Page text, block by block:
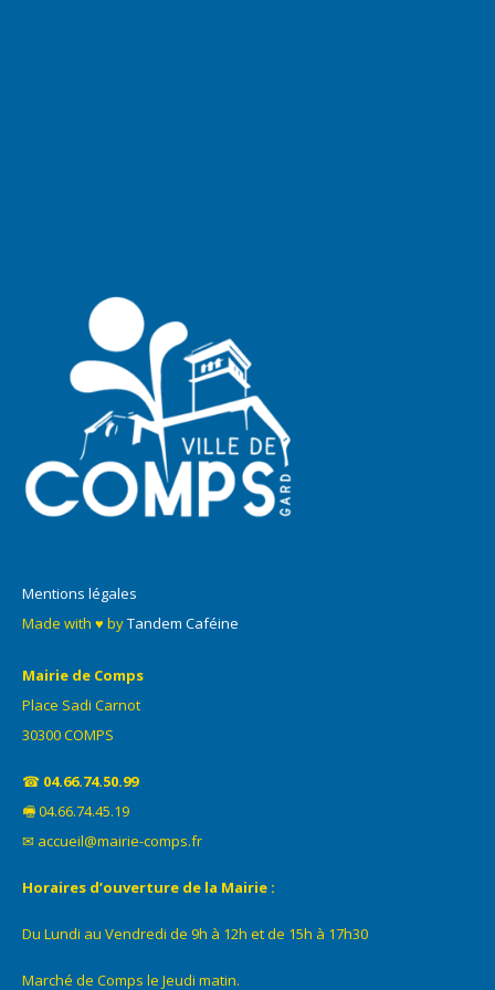
Mentions légales
Made with ♥ byTandem Caféine
Mairie de Comps
Place Sadi Carnot
30300 COMPS
☎ 04.66.74.50.99
🖷 04.66.74.45.19
✉ accueil@mairie-comps.fr
Horaires d’ouverture de la Mairie :
Du Lundi au Vendredi de 9h à 12h et de 15h à 17h30
Marché de Comps le Jeudi matin.